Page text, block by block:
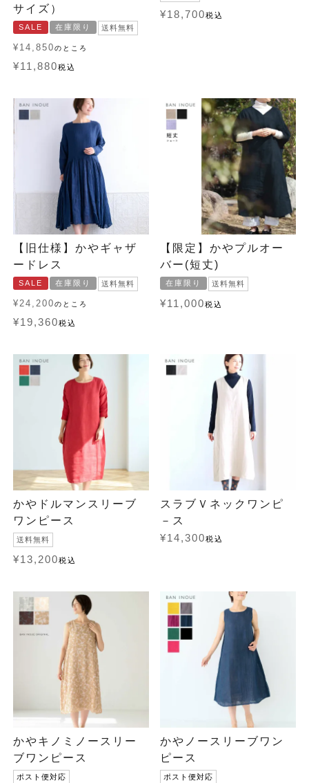
サイズ）
SALE 在庫限り 送料無料
¥ 14,850のところ
¥11,880税込
¥18,700税込
【旧仕様】かやギャザ
ードレス
SALE 在庫限り 送料無料
¥24,200のところ
¥19,360税込
【限定】かやプルオー
バー(短丈)
在庫限り 送料無料
¥11,000税込
かやドルマンスリーブ
ワンピース
送料無料
¥13,200税込
スラブＶネックワンピ
－ス
¥14,300税込
かやキノミノースリー
ブワンピース
ポスト便対応
かやノースリーブワン
ピース
ポスト便対応